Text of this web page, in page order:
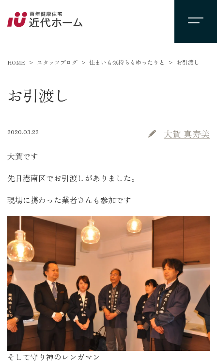
HOME スタッフブログ 住まいも気持ちもゆったりと お引渡し
お引渡し
2020.03.22 大賀 真寿美
大賀です
先日港南区でお引渡しがありました。
現場に携わった業者さんも参加です
そして守り神のレンガマン